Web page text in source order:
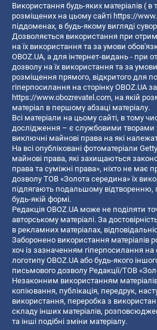
Використання будь-яких матеріалів ( в
розміщених на цьому сайті https://
піддоменах, в будь-якому вигляді
Дозволяється використання при
на їх використання та за умови
OBOZ.UA, а для інтернет-видань - при
дозволу на їх використання та за
розміщення прямого, відкритого для
гіперпосилання на сторінку OBOZ.UA
https://www.obozrevatel.com, на якій
матеріал в першому абзаці матеріалу.
Всі матеріали на цьому сайті, в тому
дослідження – є службовими творами
виключні майнові права на які
На всі опубліковані фотоматеріали
майнові права, які захищаються
права та суміжні права», ніхто не має
дозволу ТОВ «Золота середина» їх
підлягають подальшому
будь-якій формі.
Редакція OBOZ.UA може не поділяти
авторському матеріалі. За
в рекламних матеріалах,
Заборонено використання матеріалів
хоч із зазначенням гіперпосилання на
логотипу OBOZ.UA або будь-якого
письмового дозволу Редакції/ТОВ
Незаконним використанням
копiювання, публiкацiя, передрук,
використання, переробка з
складу інших матеріалів,
та інші подібні зміни матеріалу.